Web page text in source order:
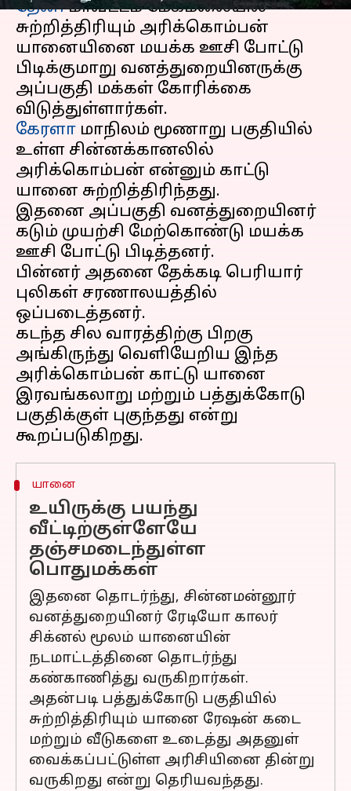
தேனிமாவட்டம் மேகமலையில்
சுற்றித்திரியும் அரிக்கொம்பன்
யானையினை மயக்க ஊசி போட்டு
பிடிக்குமாறு வனத்துறையினருக்கு
அப்பகுதி மக்கள் கோரிக்கை
கேரளா மாநிலம் மூணாறு பகுதியில்
உள்ள சின்னக்கானலில்
அரிக்கொம்பன் என்னும் காட்டு
யானை சுற்றித்திரிந்தது.
இதனை அப்பகுதி வனத்துறையினர்
கடும் முயற்சி மேற்கொண்டு மயக்க
ஊசி போட்டு பிடித்தனர்.
பின்னர் அதனை தேக்கடி பெரியார்
புலிகள் சரணாலயத்தில்
ஒப்படைத்தனர்.
கடந்த சில வாரத்திற்கு பிறகு
அங்கிருந்து வெளியேறிய இந்த
அரிக்கொம்பன் காட்டு யானை
இரவங்கலாறு மற்றும் பத்துக்கோடு
பகுதிக்குள் புகுந்தது என்று
யானை
உயிருக்கு பயந்து
வீட்டிற்குள்ளேயே
தஞ்சமடைந்துள்ள
பொதுமக்கள்
இதனை தொடர்ந்து, சின்னமன்னூர்
வனத்துறையினர் ரேடியோ காலர்
சிக்னல் மூலம் யானையின்
நடமாட்டத்தினை தொடர்ந்து
கண்காணித்து வருகிறார்கள்.
அதன்படி பத்துக்கோடு பகுதியில்
சுற்றித்திரியும் யானை ரேஷன் கடை
மற்றும் வீடுகளை உடைத்து அதனுள்
வைக்கப்பட்டுள்ள அரிசியினை தின்று
வருகிறது என்று தெரியவந்தது.